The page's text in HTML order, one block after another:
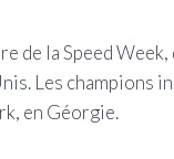
de la Speed
Les champions
en Géorgie.